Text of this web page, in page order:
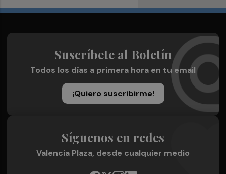
Suscríbete al Boletín
Todos los días a primera hora en tu email
¡Quiero suscribirme!
Síguenos en redes
Valencia Plaza, desde cualquier medio